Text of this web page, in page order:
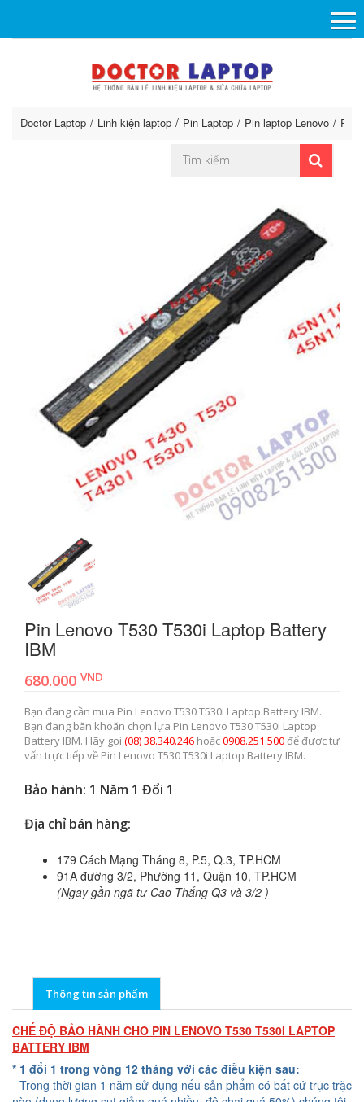
Doctor Laptop Linh kiện laptop Pin Laptop Pin laptop Lenovo Pin
Pin Lenovo T530 T530i Laptop Battery
IBM
680.000 VND
Bạn đang cần mua Pin Lenovo T530 T530i Laptop Battery IBM.
Bạn đang băn khoăn chọn lựa Pin Lenovo T530 T530i Laptop
Battery IBM. Hãy gọi (08) 38.340.246 hoặc0908.251.500để được tư
vấn trực tiếp về Pin Lenovo T530 T530i Laptop Battery IBM.
Bảo hành: 1 Năm 1 Đổi 1
Địa chỉ bán hàng:
179 Cách Mạng Tháng 8, P.5, Q.3, TP.HCM
91A đường 3/2, Phường 11, Quận 10, TP.HCM
(Ngay gần ngã tư Cao Thắng Q3 và 3/2 )
Thông tin sản phẩm
CHẾ ĐỘ BẢO HÀNH CHO PIN LENOVO T530 T530I LAPTOP
BATTERY IBM
* 1 đổi 1 trong vòng 12 tháng với các điều kiện sau:
- Trong thời gian 1 năm sử dụng nếu sản phẩm có bất cứ trục trặc